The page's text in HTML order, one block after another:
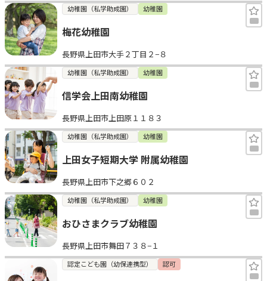
幼稚園（私学助成園） 幼稚園
梅花幼稚園
長野県上田市大手２丁目２−８
幼稚園（私学助成園） 幼稚園
信学会上田南幼稚園
長野県上田市上田原１１８３
幼稚園（私学助成園） 幼稚園
上田女子短期大学 附属幼稚園
長野県上田市下之郷６０２
幼稚園（私学助成園） 幼稚園
おひさまクラブ幼稚園
長野県上田市舞田７３８−１
認定こども園（幼保連携型） 認可